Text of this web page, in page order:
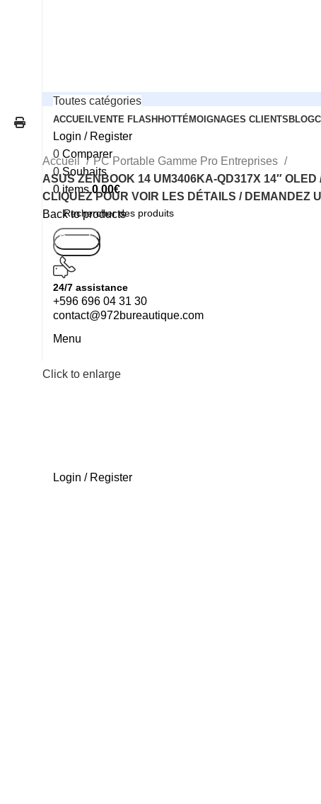
Search
24/7 assistance
+596 696 04 31 30
contact@972bureautique.com
Menu
Login / Register
Toutes catégories
ACCUEILVENTE FLASH HOTTÉMOIGNAGES CLIENTS BLOG
Login / Register
0 Comparer
0Souhaits
0items 0.00€
Search
Accueil
PC Portable Gamme Pro Entreprises
ASUS ZENBOOK 14 UM3406KA-QD317X 14″
CLIQUEZ POUR VOIR LES DÉTAILS / DEMANDEZ
Back to products
Click to enlarge